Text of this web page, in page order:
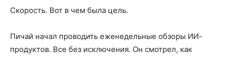
Скорость. Вот в чем была цель.
Пичай начал проводить еженедельные обзоры ИИ-
продуктов. Все без исключения. Он смотрел, как